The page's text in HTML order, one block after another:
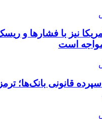
نیز با فشارها و
است
قانونی بانک‌ها؛